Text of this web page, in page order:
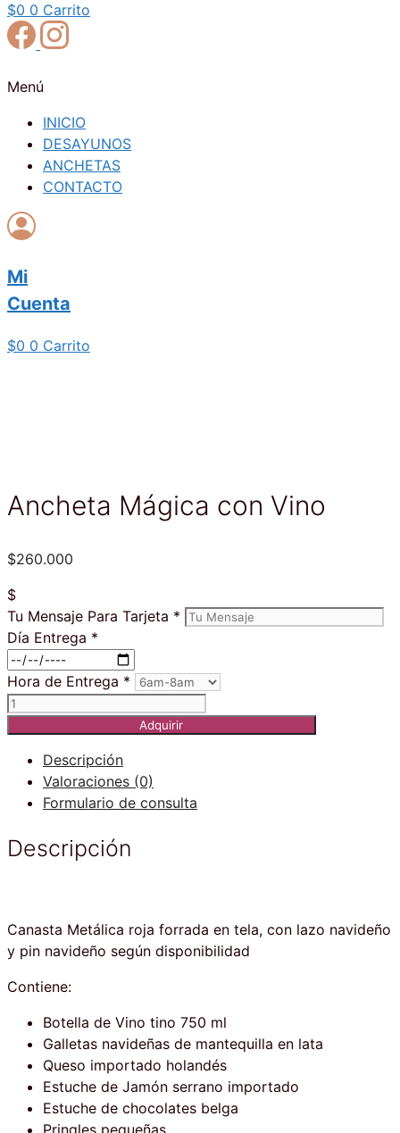
$0 0 Carrito
Menú
INICIO
DESAYUNOS
ANCHETAS
CONTACTO
Mi
Cuenta
$0 0 Carrito
Ancheta Mágica con Vino
$260.000
$
Tu Mensaje Para Tarjeta *
Día Entrega *
Hora de Entrega *
Ancheta
Mágica
Vino
cantidad
Adquirir
Descripción
Valoraciones (0)
Formulario de consulta
Descripción
Canasta Metálica roja forrada en tela, con lazo navideño
y pin navideño según disponibilidad
Contiene:
Botella de Vino tino 750 ml
Galletas navideñas de mantequilla en lata
Queso importado holandés
Estuche de Jamón serrano importado
Estuche de chocolates belga